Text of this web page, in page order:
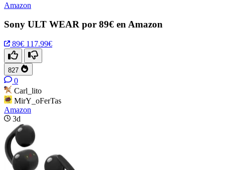
Amazon
Sony ULT WEAR por 89€ en Amazon
89€ 117.99€
827
0
Carl_lito
MirY_oFerTas
Amazon
3d